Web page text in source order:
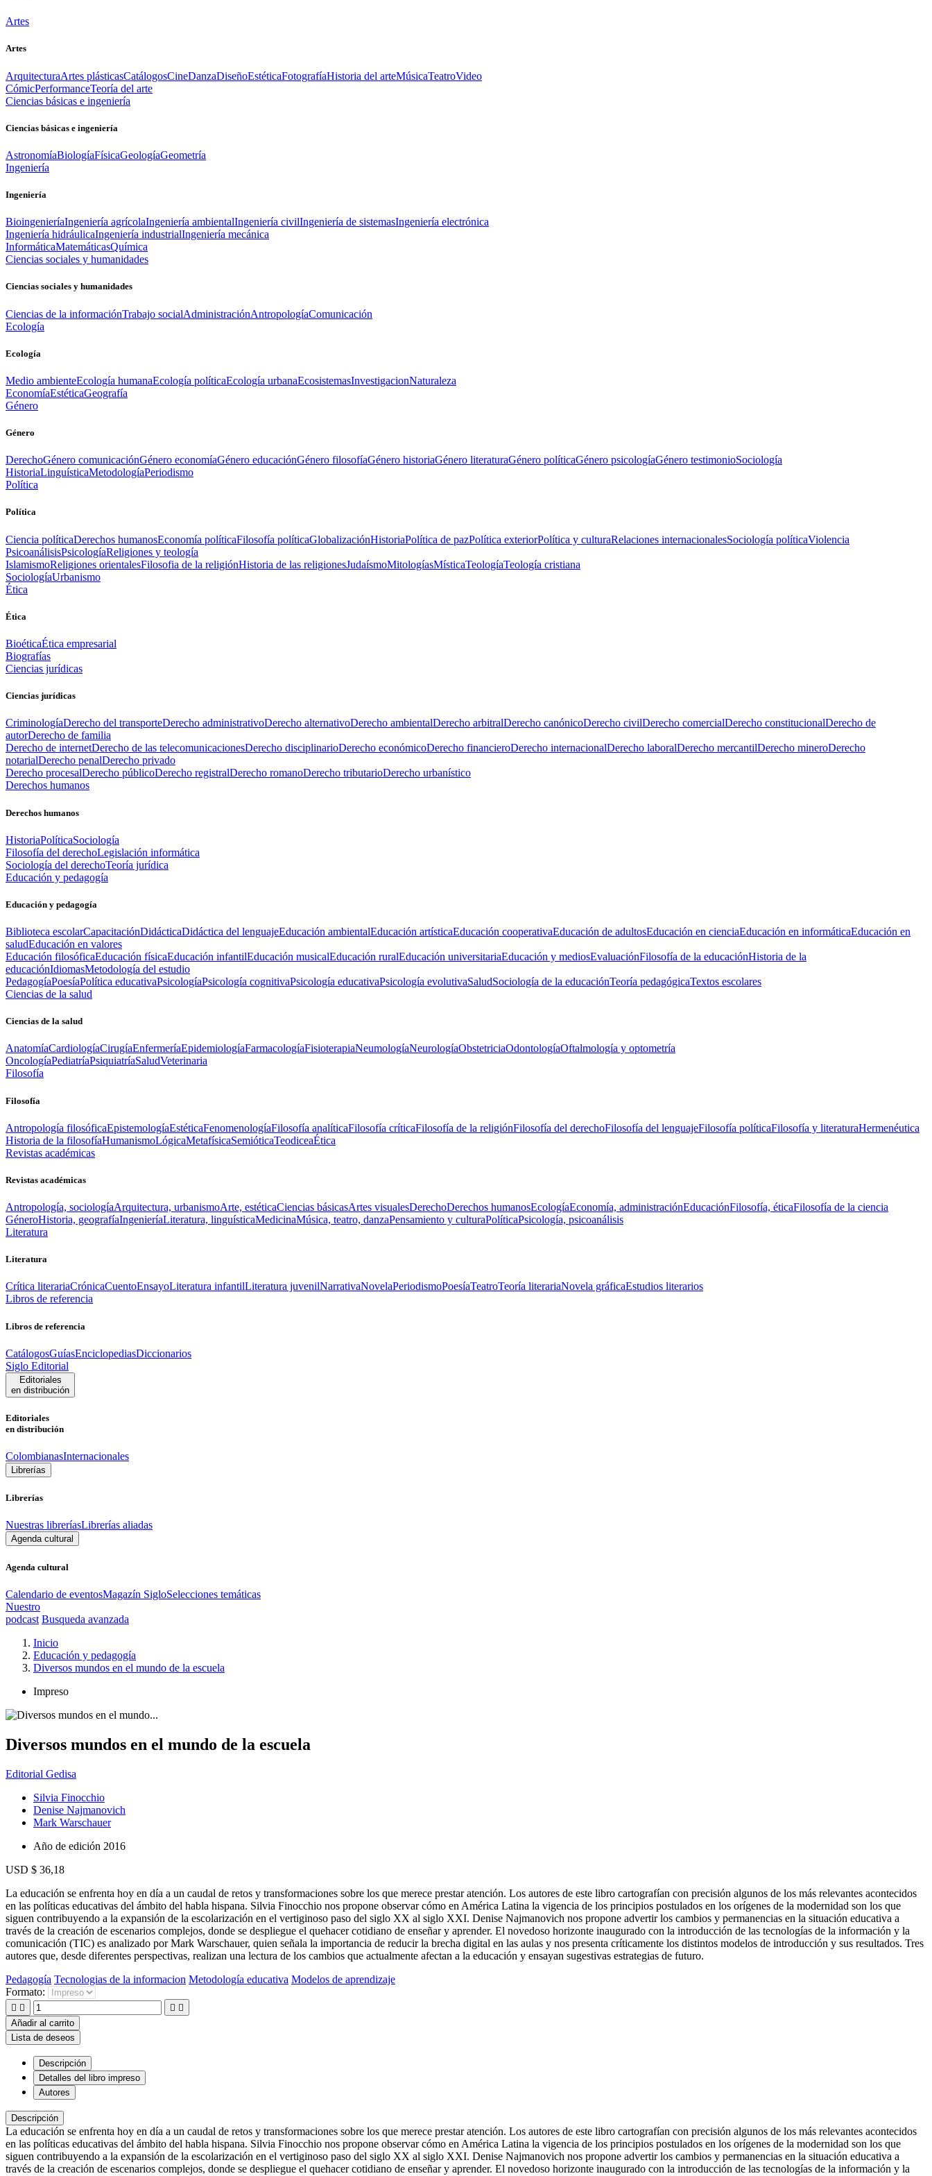
Artes
Artes
ArquitecturaArtes plásticasCatálogosCineDanzaDiseñoEstéticaFotografíaHistoria del arteMúsicaTeatroVideo
CómicPerformanceTeoría del arte
Ciencias básicas e ingeniería
Ciencias básicas e ingeniería
AstronomíaBiologíaFísicaGeologíaGeometría
Ingeniería
Ingeniería
BioingenieríaIngeniería agrícolaIngeniería ambientalIngeniería civilIngeniería de sistemasIngeniería electrónica
Ingeniería hidráulicaIngeniería industrialIngeniería mecánica
InformáticaMatemáticasQuímica
Ciencias sociales y humanidades
Ciencias sociales y humanidades
Ciencias de la informaciónTrabajo socialAdministraciónAntropologíaComunicación
Ecología
Ecología
Medio ambienteEcología humanaEcología políticaEcología urbanaEcosistemasInvestigacionNaturaleza
EconomíaEstéticaGeografía
Género
Género
DerechoGénero comunicaciónGénero economíaGénero educaciónGénero filosofíaGénero historiaGénero literaturaGénero políticaGénero psicologíaGénero testimonioSociología
HistoriaLinguísticaMetodologíaPeriodismo
Política
Política
Ciencia políticaDerechos humanosEconomía políticaFilosofía políticaGlobalizaciónHistoriaPolítica de pazPolítica exteriorPolítica y culturaRelaciones internacionalesSociología políticaViolencia
PsicoanálisisPsicologíaReligiones y teología
IslamismoReligiones orientalesFilosofia de la religiónHistoria de las religionesJudaísmoMitologíasMísticaTeologíaTeología cristiana
SociologíaUrbanismo
Ética
Ética
BioéticaÉtica empresarial
Biografías
Ciencias jurídicas
Ciencias jurídicas
CriminologíaDerecho del transporteDerecho administrativoDerecho alternativoDerecho ambientalDerecho arbitralDerecho canónicoDerecho civilDerecho comercialDerecho constitucionalDerecho de
autorDerecho de familia
Derecho de internetDerecho de las telecomunicacionesDerecho disciplinarioDerecho económicoDerecho financieroDerecho internacionalDerecho laboralDerecho mercantilDerecho mineroDerecho
notarialDerecho penalDerecho privado
Derecho procesalDerecho públicoDerecho registralDerecho romanoDerecho tributarioDerecho urbanístico
Derechos humanos
Derechos humanos
HistoriaPolíticaSociología
Filosofía del derechoLegislación informática
Sociología del derechoTeoría jurídica
Educación y pedagogía
Educación y pedagogía
Biblioteca escolarCapacitaciónDidácticaDidáctica del lenguajeEducación ambientalEducación artísticaEducación cooperativaEducación de adultosEducación en cienciaEducación en informáticaEducación en
saludEducación en valores
Educación filosóficaEducación físicaEducación infantilEducación musicalEducación ruralEducación universitariaEducación y mediosEvaluaciónFilosofía de la educaciónHistoria de la
educaciónIdiomasMetodología del estudio
PedagogíaPoesíaPolítica educativaPsicologíaPsicología cognitivaPsicología educativaPsicología evolutivaSaludSociología de la educaciónTeoría pedagógicaTextos escolares
Ciencias de la salud
Ciencias de la salud
AnatomíaCardiologíaCirugíaEnfermeríaEpidemiologíaFarmacologíaFisioterapiaNeumologíaNeurologíaObstetriciaOdontologíaOftalmología y optometría
OncologíaPediatríaPsiquiatríaSaludVeterinaria
Filosofía
Filosofía
Antropología filosóficaEpistemologíaEstéticaFenomenologíaFilosofía analíticaFilosofía críticaFilosofía de la religiónFilosofía del derechoFilosofía del lenguajeFilosofía políticaFilosofía y literaturaHermenéutica
Historia de la filosofíaHumanismoLógicaMetafísicaSemióticaTeodiceaÉtica
Revistas académicas
Revistas académicas
Antropología, sociologíaArquitectura, urbanismoArte, estéticaCiencias básicasArtes visualesDerechoDerechos humanosEcologíaEconomía, administraciónEducaciónFilosofía, éticaFilosofía de la ciencia
GéneroHistoria, geografíaIngenieríaLiteratura, linguísticaMedicinaMúsica, teatro, danzaPensamiento y culturaPolíticaPsicología, psicoanálisis
Literatura
Literatura
Crítica literariaCrónicaCuentoEnsayoLiteratura infantilLiteratura juvenilNarrativaNovelaPeriodismoPoesíaTeatroTeoría literariaNovela gráficaEstudios literarios
Libros de referencia
Libros de referencia
CatálogosGuíasEnciclopediasDiccionarios
Siglo Editorial
Editoriales
en distribución
Editoriales
en distribución
ColombianasInternacionales
Librerías
Librerías
Nuestras libreríasLibrerías aliadas
Agenda cultural
Agenda cultural
Calendario de eventosMagazín SigloSelecciones temáticas
Nuestro
podcast Busqueda avanzada
Inicio
Educación y pedagogía
Diversos mundos en el mundo de la escuela
Impreso
Diversos mundos en el mundo de la escuela
Editorial Gedisa
Silvia Finocchio
Denise Najmanovich
Mark Warschauer
Año de edición 2016
USD $ 36,18
La educación se enfrenta hoy en día a un caudal de retos y transformaciones sobre los que merece prestar atención. Los autores de este libro cartografían con precisión algunos de los más relevantes acontecidos
en las políticas educativas del ámbito del habla hispana. Silvia Finocchio nos propone observar cómo en América Latina la vigencia de los principios postulados en los orígenes de la modernidad son los que
siguen contribuyendo a la expansión de la escolarización en el vertiginoso paso del siglo XX al siglo XXI. Denise Najmanovich nos propone advertir los cambios y permanencias en la situación educativa a
través de la creación de escenarios complejos, donde se despliegue el quehacer cotidiano de enseñar y aprender. El novedoso horizonte inaugurado con la introducción de las tecnologías de la información y la
comunicación (TIC) es analizado por Mark Warschauer, quien señala la importancia de reducir la brecha digital en las aulas y nos presenta críticamente los distintos modelos de introducción y sus resultados. Tres
autores que, desde diferentes perspectivas, realizan una lectura de los cambios que actualmente afectan a la educación y ensayan sugestivas estrategias de futuro.
Pedagogía Tecnologias de la informacion Metodología educativa Modelos de aprendizaje
Formato:
   
Añadir al carrito
Lista de deseos
Descripción
Detalles del libro impreso
Autores
Descripción
La educación se enfrenta hoy en día a un caudal de retos y transformaciones sobre los que merece prestar atención. Los autores de este libro cartografían con precisión algunos de los más relevantes acontecidos
en las políticas educativas del ámbito del habla hispana. Silvia Finocchio nos propone observar cómo en América Latina la vigencia de los principios postulados en los orígenes de la modernidad son los que
siguen contribuyendo a la expansión de la escolarización en el vertiginoso paso del siglo XX al siglo XXI. Denise Najmanovich nos propone advertir los cambios y permanencias en la situación educativa a
través de la creación de escenarios complejos, donde se despliegue el quehacer cotidiano de enseñar y aprender. El novedoso horizonte inaugurado con la introducción de las tecnologías de la información y la